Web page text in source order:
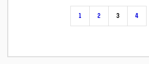
1 2 3 4